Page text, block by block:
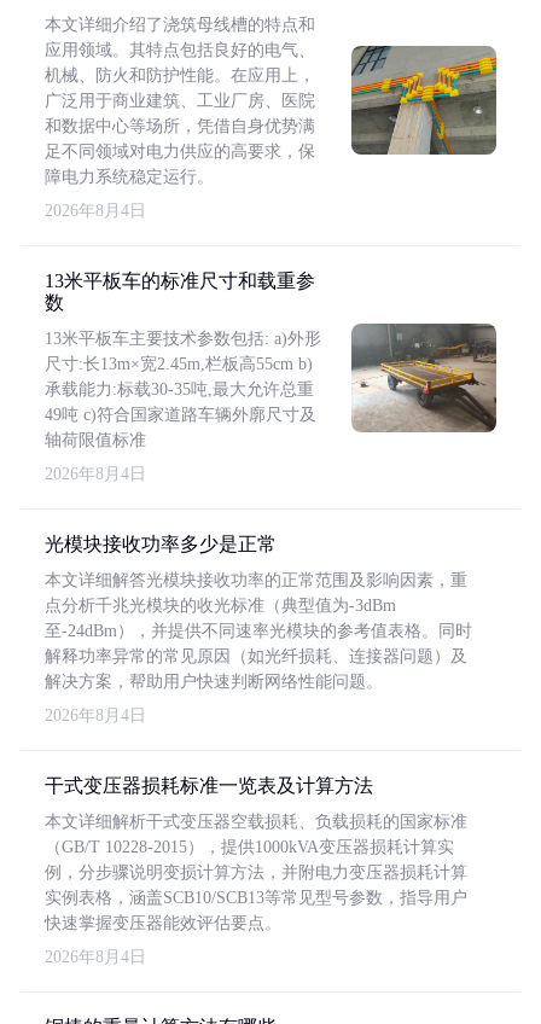
本文详细介绍了浇筑母线槽的特点和
应用领域。其特点包括良好的电气、
机械、防火和防护性能。在应用上，
广泛用于商业建筑、工业厂房、医院
和数据中心等场所，凭借自身优势满
足不同领域对电力供应的高要求，保
障电力系统稳定运行。
2026年8月4日
13米平板车的标准尺寸和载重参
数
13米平板车主要技术参数包括: a)外形
尺寸:长13m×宽2.45m,栏板高55cm b)
承载能力:标载30-35吨,最大允许总重
49吨 c)符合国家道路车辆外廓尺寸及
轴荷限值标准
2026年8月4日
光模块接收功率多少是正常
本文详细解答光模块接收功率的正常范围及影响因素，重
点分析千兆光模块的收光标准（典型值为-3dBm
至-24dBm），并提供不同速率光模块的参考值表格。同时
解释功率异常的常见原因（如光纤损耗、连接器问题）及
解决方案，帮助用户快速判断网络性能问题。
2026年8月4日
干式变压器损耗标准一览表及计算方法
本文详细解析干式变压器空载损耗、负载损耗的国家标准
（GB/T 10228-2015），提供1000kVA变压器损耗计算实
例，分步骤说明变损计算方法，并附电力变压器损耗计算
实例表格，涵盖SCB10/SCB13等常见型号参数，指导用户
快速掌握变压器能效评估要点。
2026年8月4日